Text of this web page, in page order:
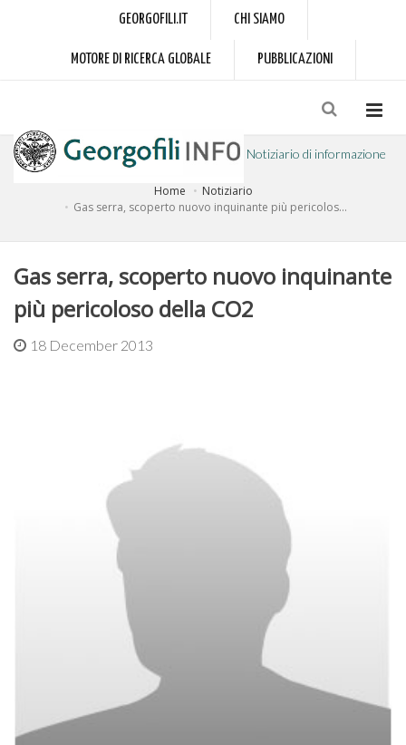
GEORGOFILI.IT CHI SIAMO
MOTORE DI RICERCA GLOBALE PUBBLICAZIONI
Notiziario di informazione
a cura dell'Accademia dei Georgofili
Home
Notiziario
Gas serra, scoperto nuovo inquinante più pericolos...
Gas serra, scoperto nuovo inquinante
più pericoloso della CO2
18 December 2013